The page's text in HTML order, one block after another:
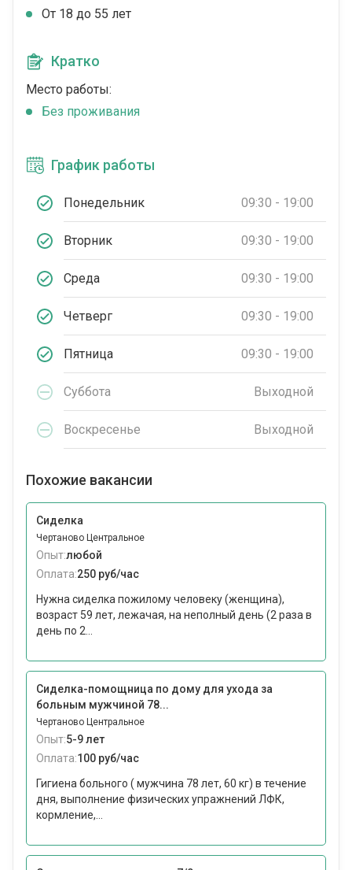
От 18 до 55 лет
Кратко
Место работы:
Без проживания
График работы
Понедельник 09:30 - 19:00
Вторник 09:30 - 19:00
Среда 09:30 - 19:00
Четверг 09:30 - 19:00
Пятница 09:30 - 19:00
Суббота Выходной
Воскресенье Выходной
Похожие вакансии
Сиделка
Чертаново Центральное
Опыт:любой
Оплата:250 руб/час
Нужна сиделка пожилому человеку (женщина),
возраст 59 лет, лежачая, на неполный день (2 раза в
день по 2...
Сиделка-помощница по дому для ухода за
больным мужчиной 78...
Чертаново Центральное
Опыт:5-9 лет
Оплата:100 руб/час
Гигиена больного ( мужчина 78 лет, 60 кг) в течение
дня, выполнение физических упражнений ЛФК,
кормление,...